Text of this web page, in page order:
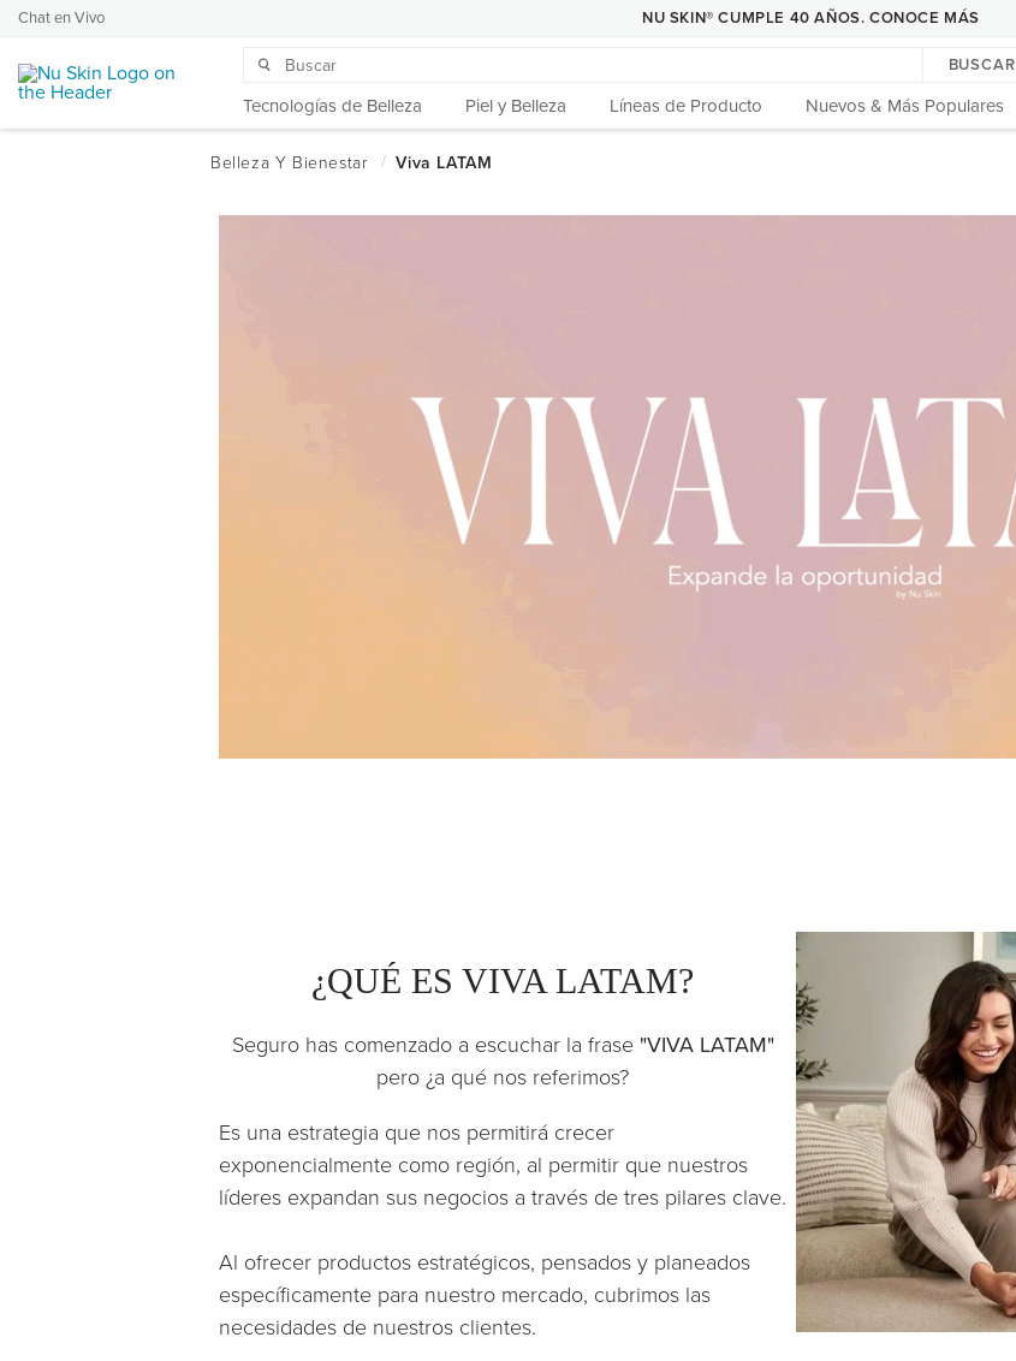
Chat en Vivo NU SKIN® CUMPLE 40 AÑOS. CONOCE MÁS
BUSCAR
Tecnologías de Belleza Piel y Belleza Líneas de Producto Nuevos & Más Populares
¿QUÉ ES VIVA LATAM?
Seguro has comenzado a escuchar la frase "VIVA LATAM"
pero ¿a qué nos referimos?
Es una estrategia que nos permitirá crecer
exponencialmente como región, al permitir que nuestros
líderes expandan sus negocios a través de tres pilares clave.
Al ofrecer productos estratégicos, pensados y planeados
específicamente para nuestro mercado, cubrimos las
necesidades de nuestros clientes.